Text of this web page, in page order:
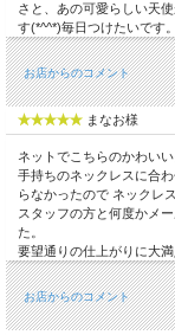
さと、あの可愛らしい天
す(*^^*)毎日つけたいです
お店からのコメント
まなお様
ネットでこちらのかわい
手持ちのネックレスに合
らなかったので ネックレ
スタッフの方と何度かメ
た。
要望通りの仕上がりに大
お店からのコメント